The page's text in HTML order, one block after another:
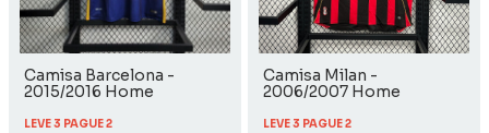
Camisa Barcelona -
2015/2016 Home
LEVE 3 PAGUE 2
Camisa Milan -
2006/2007 Home
LEVE 3 PAGUE 2